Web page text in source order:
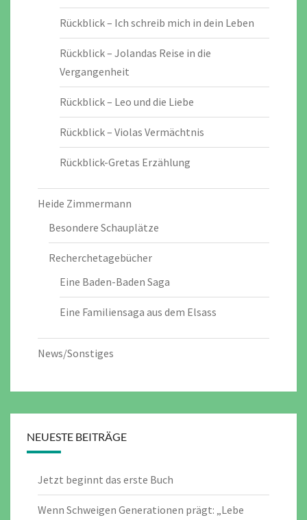
Rückblick – Ich schreib mich in dein Leben
Rückblick – Jolandas Reise in die
Vergangenheit
Rückblick – Leo und die Liebe
Rückblick – Violas Vermächtnis
Rückblick-Gretas Erzählung
Heide Zimmermann
Besondere Schauplätze
Recherchetagebücher
Eine Baden-Baden Saga
Eine Familiensaga aus dem Elsass
News/Sonstiges
NEUESTE BEITRÄGE
Jetzt beginnt das erste Buch
Wenn Schweigen Generationen prägt: „Lebe